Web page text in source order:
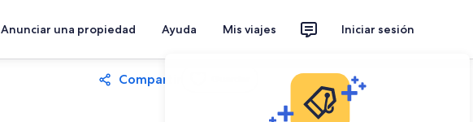
Anunciar una propiedad Ayuda Mis viajes Iniciar sesión
Compartir